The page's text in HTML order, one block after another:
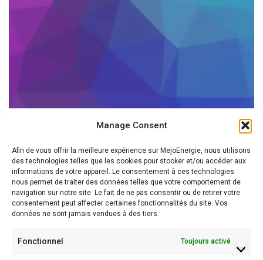
Manage Consent
Afin de vous offrir la meilleure expérience sur MejoEnergie, nous utilisons
des technologies telles que les cookies pour stocker et/ou accéder aux
informations de votre appareil. Le consentement à ces technologies
nous permet de traiter des données telles que votre comportement de
navigation sur notre site. Le fait de ne pas consentir ou de retirer votre
consentement peut affecter certaines fonctionnalités du site. Vos
données ne sont jamais vendues à des tiers.
Fonctionnel Toujours activé